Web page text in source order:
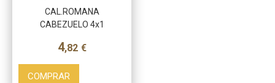
CAL.ROMANA
CABEZUELO 4x1
4,82 €
COMPRAR